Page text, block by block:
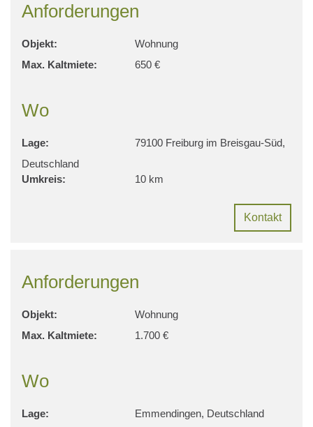
Anforderungen
Objekt:
Wohnung
Max. Kaltmiete:
650 €
Wo
Lage:
79100 Freiburg im Breisgau-Süd,
Deutschland
Umkreis:
10 km
Kontakt
Anforderungen
Objekt:
Wohnung
Max. Kaltmiete:
1.700 €
Wo
Lage:
Emmendingen, Deutschland